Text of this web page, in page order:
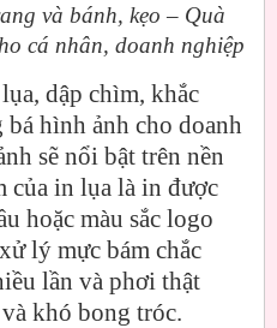
và bánh, kẹo – Quà
cá nhân, doanh nghiệp
dập chìm, khắc
bá hình ảnh cho doanh
sẽ nổi bật trên nền
của in lụa là in được
hoặc màu sắc logo
lý mực bám chắc
lần và phơi thật
khó bong tróc.